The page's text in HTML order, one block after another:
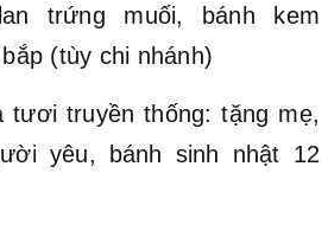
trứng muối, bánh kem
(tùy chi nhánh)
tươi truyền thống: tặng mẹ,
yêu, bánh sinh nhật 12